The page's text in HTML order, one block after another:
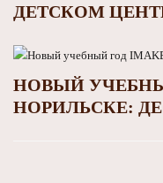
ДЕТСКОМ
НОВЫЙ
НОРИЛЬСКЕ: